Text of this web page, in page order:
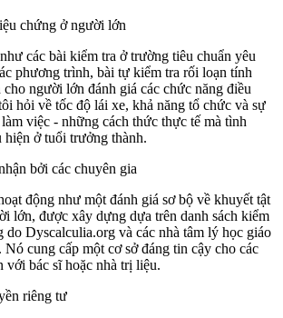
chứng ở người lớn
các bài kiểm tra ở trường tiêu chuẩn yêu
phương trình, bài tự kiểm tra rối loạn tính
cho người lớn đánh giá các chức năng điều
hỏi về tốc độ lái xe, khả năng tổ chức và sự
việc - những cách thức thực tế mà tình
hiện ở tuổi trưởng thành.
bởi các chuyên gia
động như một đánh giá sơ bộ về khuyết tật
lớn, được xây dựng dựa trên danh sách kiểm
do Dyscalculia.org và các nhà tâm lý học giáo
Nó cung cấp một cơ sở đáng tin cậy cho các
với bác sĩ hoặc nhà trị liệu.
riêng tư